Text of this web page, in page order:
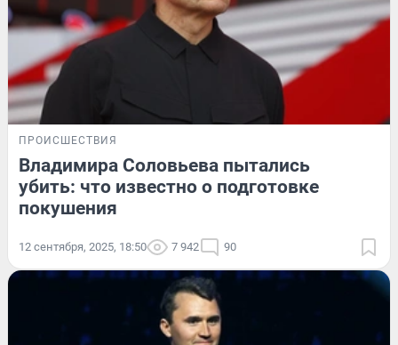
ПРОИСШЕСТВИЯ
Владимира Соловьева пытались
убить: что известно о подготовке
покушения
12 сентября, 2025, 18:50 7 942 90